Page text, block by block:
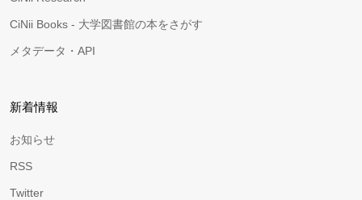
CiNii Books - 大学図書館の本をさがす
メタデータ・API
新着情報
お知らせ
RSS
Twitter